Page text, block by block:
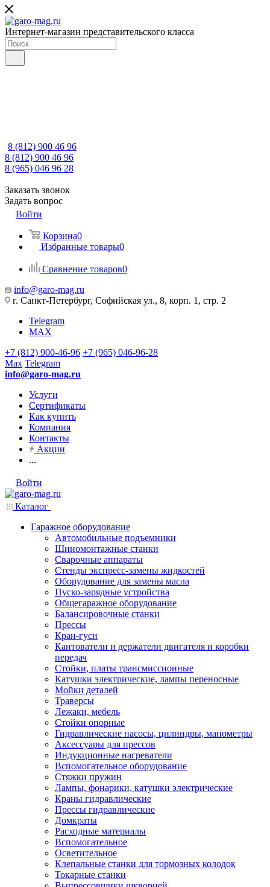
Интернет-магазин представительского класса
8 (812) 900 46 96
8 (812) 900 46 96
8 (965) 046 96 28
Заказать звонок
Задать вопрос
Войти
Корзина0
Избранные товары0
Сравнение товаров0
info@garo-mag.ru
г. Санкт-Петербург, Софийская ул., 8, корп. 1, стр. 2
Telegram
MAX
+7 (812) 900-46-96 +7 (965) 046-96-28
Max Telegram
info@garo-mag.ru
Услуги
Сертификаты
Как купить
Компания
Контакты
Акции
...
Войти
Каталог
Гаражное оборудование
Автомобильные подъемники
Шиномонтажные станки
Сварочные аппараты
Стенды экспресс-замены жидкостей
Оборудование для замены масла
Пуско-зарядные устройства
Общегаражное оборудование
Балансировочные станки
Прессы
Кран-гуси
Кантователи и держатели двигателя и коробки
передач
Стойки, платы трансмиссионные
Катушки электрические, лампы переносные
Мойки деталей
Траверсы
Лежаки, мебель
Стойки опорные
Гидравлические насосы, цилиндры, манометры
Аксессуары для прессов
Индукционные нагреватели
Вспомогательное оборудование
Стяжки пружин
Лампы, фонарики, катушки электрические
Краны гидравлические
Прессы гидравлические
Домкраты
Расходные материалы
Вспомогательное
Осветительное
Клепальные станки для тормозных колодок
Токарные станки